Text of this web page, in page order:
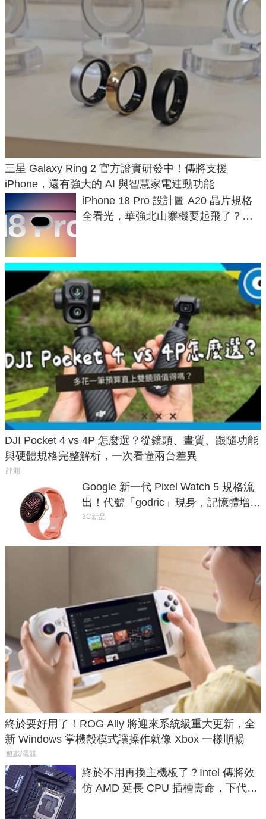
三星 Galaxy Ring 2 官方證實研發中！傳將支援
iPhone，還有強大的 AI 與智慧家電連動功能
iPhone 18 Pro 設計圖 A20 晶片規格
全看光，華強北山寨機要起飛了？專
DJI Pocket 4 vs 4P 怎麼選？從鏡頭、畫質、跟隨功能
與硬體規格完整解析，一次看懂兩台差異
評測
Google 新一代 Pixel Watch 5 規格流
出！代號「godric」現身，記憶體增強
鎖定 AI 應用
3C新品
終於要好用了！ROG Ally 將迎來系統級重大更新，全
新 Windows 掌機殼模式讓操作就像 Xbox 一樣順暢
遊戲/電競
終於不用再換主機板了？Intel 傳將效
仿 AMD 延長 CPU 插槽壽命，下代